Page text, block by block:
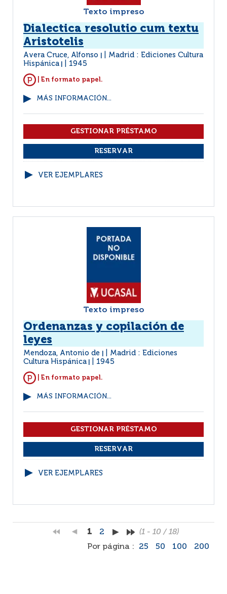
Texto impreso
Dialectica resolutio cum textu
Aristotelis
Avera Cruce, Alfonso
Madrid : Ediciones Cultura
Hispánica
1945
| En formato papel.
MÁS INFORMACIÓN...
VER EJEMPLARES
Texto impreso
Ordenanzas y copilación de
leyes
Mendoza, Antonio de
Madrid : Ediciones
Cultura Hispánica
1945
| En formato papel.
MÁS INFORMACIÓN...
VER EJEMPLARES
1 2
(1 - 10 / 18)
Por página :
25 50 100 200